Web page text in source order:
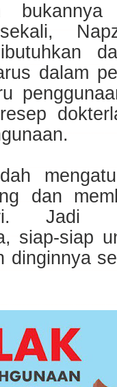
dalam
dan
Jadi
siap-siap
dinginnya